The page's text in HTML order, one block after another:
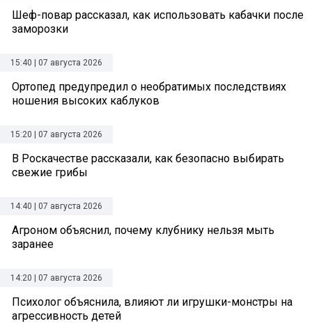
Шеф-повар рассказал, как использовать кабачки после
заморозки
15:40 | 07 августа 2026
Ортопед предупредил о необратимых последствиях
ношения высоких каблуков
15:20 | 07 августа 2026
В Роскачестве рассказали, как безопасно выбирать
свежие грибы
14:40 | 07 августа 2026
Агроном объяснил, почему клубнику нельзя мыть
заранее
14:20 | 07 августа 2026
Психолог объяснила, влияют ли игрушки-монстры на
агрессивность детей